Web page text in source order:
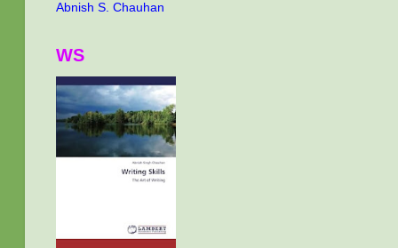
Abnish S. Chauhan
WS